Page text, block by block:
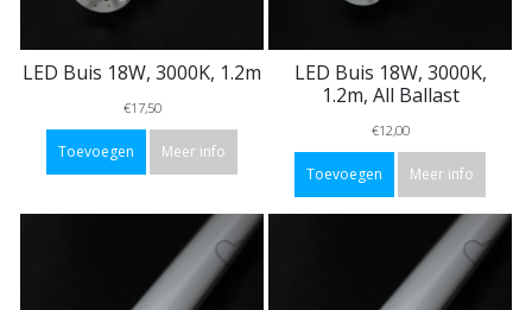
LED Buis 18W, 3000K, 1.2m
€17,50
Toevoegen Meer info
LED Buis 18W, 3000K,
1.2m, All Ballast
€12,00
Toevoegen Meer info